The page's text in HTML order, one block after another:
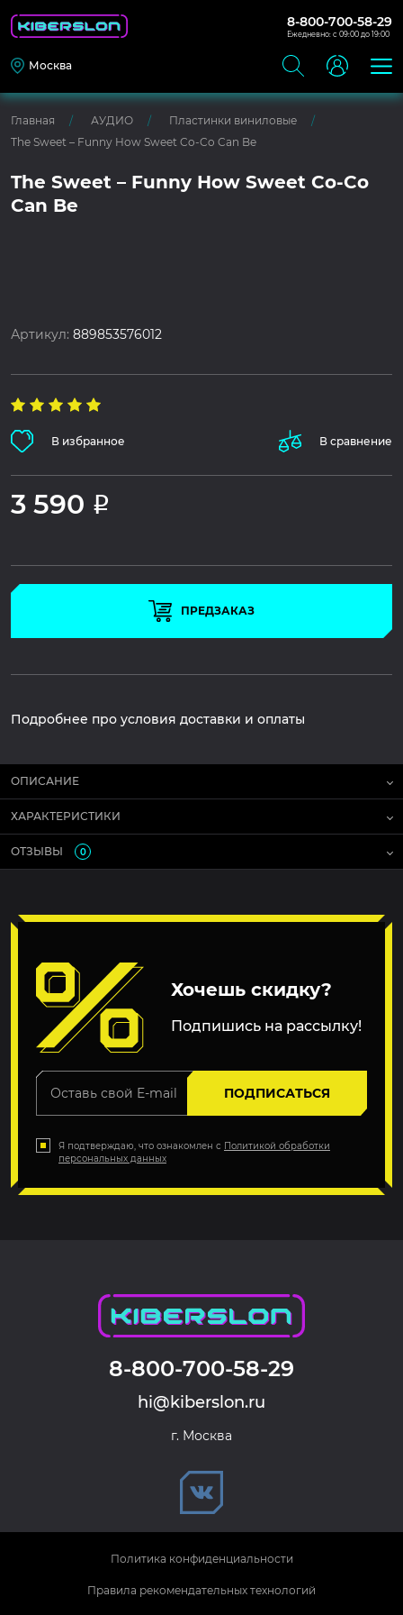
8-800-700-58-29
Ежедневно: с 09:00 до 19:00
Москва
Главная АУДИО
Пластинки виниловые
The Sweet – Funny How Sweet Co-Co Can Be
The Sweet – Funny How Sweet Co-Co
Can Be
Артикул:889853576012
В избранное В сравнение
3 590 Р
ПРЕДЗАКАЗ
Подробнее про условия доставки и оплаты
ОПИСАНИЕ
ХАРАКТЕРИСТИКИ
ОТЗЫВЫ 0
Хочешь скидку?
Подпишись на рассылку!
ПОДПИСАТЬСЯ
Я подтверждаю, что ознакомлен с Политикой обработки
персональных данных
8-800-700-58-29
hi@kiberslon.ru
г. Москва
Политика конфиденциальности
Правила рекомендательных технологий